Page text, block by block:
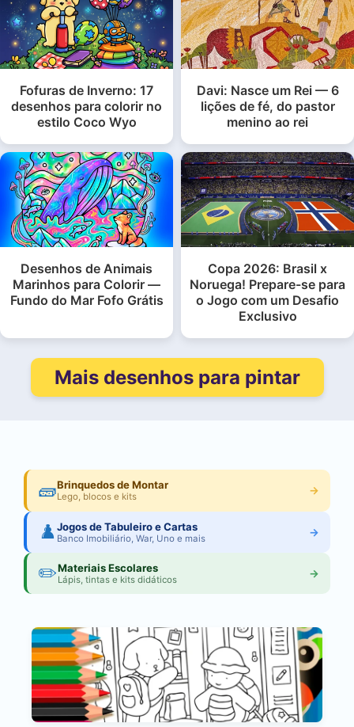
Fofuras de Inverno: 17
desenhos para colorir no
estilo Coco Wyo
Davi: Nasce um Rei — 6
lições de fé, do pastor
menino ao rei
Desenhos de Animais
Marinhos para Colorir —
Fundo do Mar Fofo Grátis
Copa 2026: Brasil x
Noruega! Prepare-se para
o Jogo com um Desafio
Exclusivo
Mais desenhos para pintar
🧱Brinquedos de Montar
Lego, blocos e kits →
♟️Jogos de Tabuleiro e Cartas
Banco Imobiliário, War, Uno e mais →
✏️Materiais Escolares
Lápis, tintas e kits didáticos →